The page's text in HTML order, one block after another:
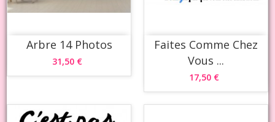
Arbre 14 Photos
31,50 €
Faites Comme Chez
Vous ...
17,50 €